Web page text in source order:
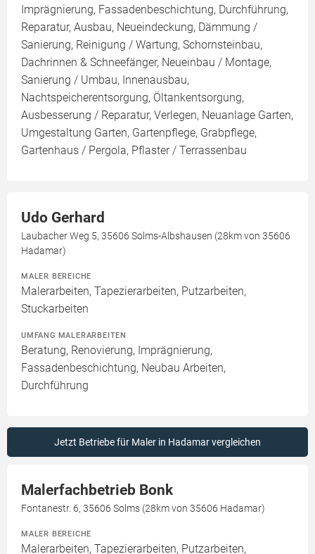
Imprägnierung, Fassadenbeschichtung, Durchführung,
Reparatur, Ausbau, Neueindeckung, Dämmung /
Sanierung, Reinigung / Wartung, Schornsteinbau,
Dachrinnen & Schneefänger, Neueinbau / Montage,
Sanierung / Umbau, Innenausbau,
Nachtspeicherentsorgung, Öltankentsorgung,
Ausbesserung / Reparatur, Verlegen, Neuanlage Garten,
Umgestaltung Garten, Gartenpflege, Grabpflege,
Gartenhaus / Pergola, Pflaster / Terrassenbau
Udo Gerhard
Laubacher Weg 5, 35606 Solms-Albshausen (28km von 35606
Hadamar)
MALER BEREICHE
Malerarbeiten, Tapezierarbeiten, Putzarbeiten,
Stuckarbeiten
UMFANG MALERARBEITEN
Beratung, Renovierung, Imprägnierung,
Fassadenbeschichtung, Neubau Arbeiten,
Durchführung
Jetzt Betriebe für Maler in Hadamar vergleichen
Malerfachbetrieb Bonk
Fontanestr. 6, 35606 Solms (28km von 35606 Hadamar)
MALER BEREICHE
Malerarbeiten, Tapezierarbeiten, Putzarbeiten,